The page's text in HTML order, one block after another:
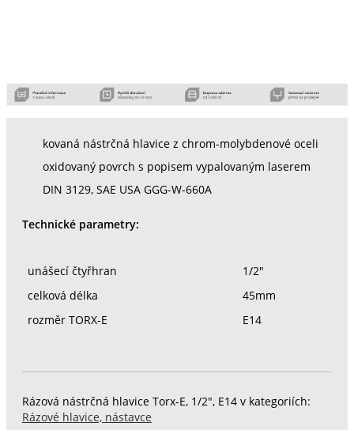
kovaná nástrčná hlavice z chrom-molybdenové oceli
oxidovaný povrch s popisem vypalovaným laserem
DIN 3129, SAE USA GGG-W-660A
Technické parametry:
unášecí čtyřhran
1/2"
celková délka
45mm
rozměr TORX-E
E14
Rázová nástrčná hlavice Torx-E, 1/2", E14 v kategoriích:
Rázové hlavice, nástavce